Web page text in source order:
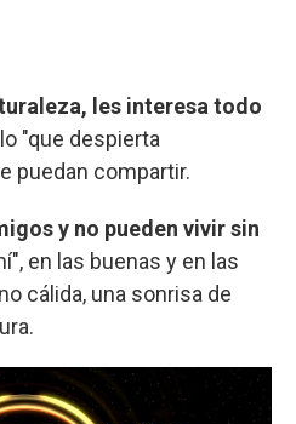
les interesa todo
"que despierta
puedan compartir.
y no pueden vivir sin
en las buenas y en las
cálida, una sonrisa de